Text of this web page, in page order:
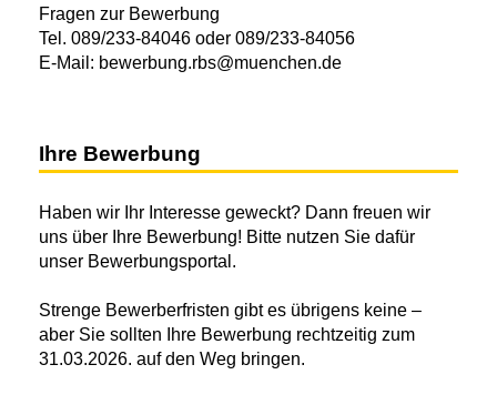
Fragen zur Bewerbung
Tel. 089/233-84046 oder 089/233-84056
E-Mail: bewerbung.rbs@muenchen.de
Ihre Bewerbung
Haben wir Ihr Interesse geweckt? Dann freuen wir
uns über Ihre Bewerbung! Bitte nutzen Sie dafür
unser Bewerbungsportal.
Strenge Bewerberfristen gibt es übrigens keine –
aber Sie sollten Ihre Bewerbung rechtzeitig zum
31.03.2026. auf den Weg bringen.